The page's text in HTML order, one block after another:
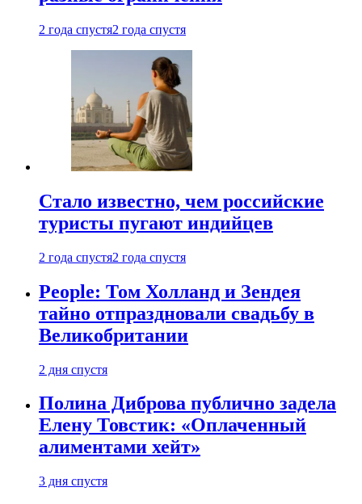
2 года спустя2 года спустя
Стало известно, чем российские
туристы пугают индийцев
2 года спустя2 года спустя
People: Том Холланд и Зендея
тайно отпраздновали свадьбу в
Великобритании
2 дня спустя
Полина Диброва публично задела
Елену Товстик: «Оплаченный
алиментами хейт»
3 дня спустя